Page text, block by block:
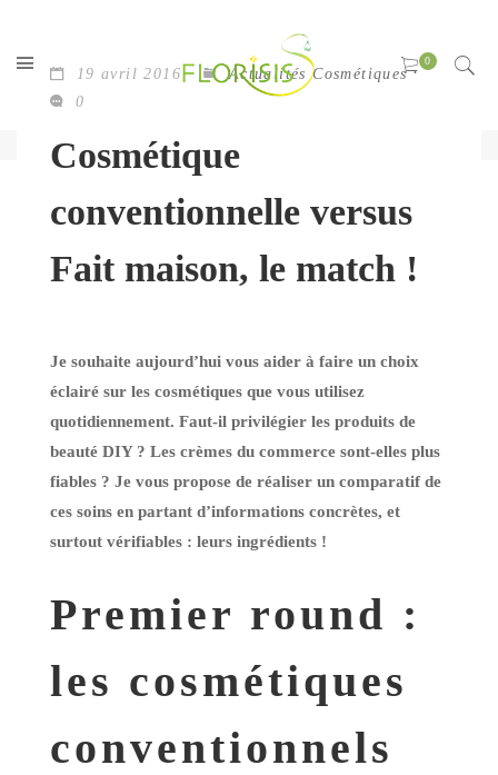
19 avril 2016
Actualités Cosmétiques
0
Cosmétique
conventionnelle versus
Fait maison, le match !
Je souhaite aujourd’hui vous aider à faire un choix
éclairé sur les cosmétiques que vous utilisez
quotidiennement. Faut-il privilégier les produits de
beauté DIY ? Les crèmes du commerce sont-elles plus
fiables ? Je vous propose de réaliser un comparatif de
ces soins en partant d’informations concrètes, et
surtout vérifiables : leurs ingrédients !
Premier round :
les cosmétiques
conventionnels